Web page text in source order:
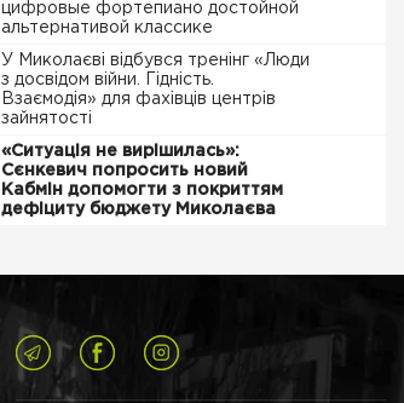
цифровые фортепиано достойной
альтернативой классике
У Миколаєві відбувся тренінг «Люди
з досвідом війни. Гідність.
Взаємодія» для фахівців центрів
зайнятості
«Ситуація не вирішилась»:
Сєнкевич попросить новий
Кабмін допомогти з покриттям
дефіциту бюджету Миколаєва